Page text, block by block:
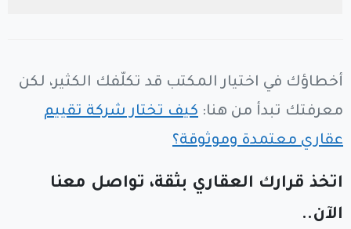
أخطاؤك في اختيار المكتب قد تكلّفك الكثير، لكن
معرفتك تبدأ من هنا: كيف تختار شركة تقييم
عقاري معتمدة وموثوقة؟
اتخذ قرارك العقاري بثقة، تواصل معنا
الآن..